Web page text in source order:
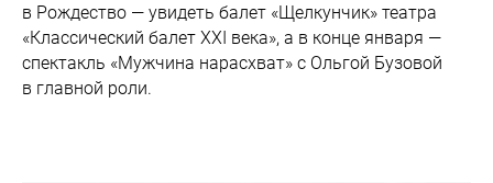
в Рождество — увидеть балет «Щелкунчик» театра
«Классический балет XXI века», а в конце января —
спектакль «Мужчина нарасхват» с Ольгой Бузовой
в главной роли.